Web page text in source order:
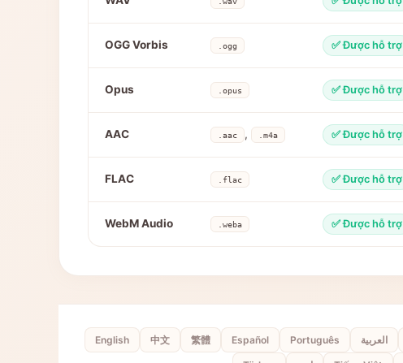
OGG Vorbis .ogg ✅ Được hỗ trợ
Opus .opus ✅ Được hỗ trợ
AAC .aac , .m4a ✅ Được hỗ trợ
FLAC .flac ✅ Được hỗ trợ
WebM Audio .weba ✅ Được hỗ trợ
English 中文 繁體 Español Português العربية